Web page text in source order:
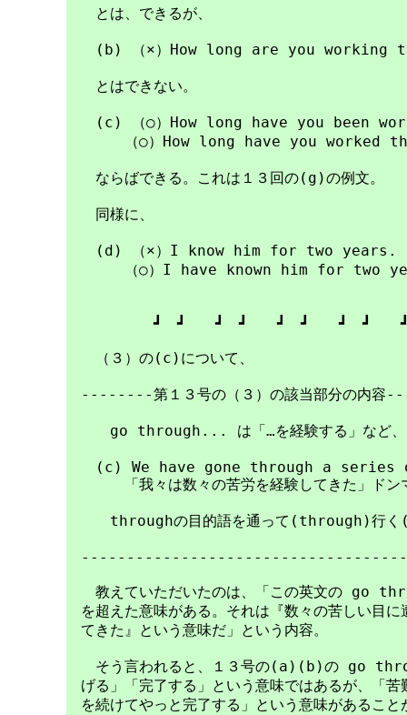
とは、できるが、
(b) （×）How long are you working
とはできない。
(c) （○）How long have you been
（○）How long have you worked
ならばできる。これは１３回の(g)の例文。
同様に、
(d) （×）I know him for two years.
（○）I have known him for two
┛　┛　　┛　┛　　┛　┛　　┛　┛　　┛
（３）の(c)について、
--------第１３号の（３）の該当部分
go through... は「…を経験する」など、た
(c) We have gone through a series
「我々は数々の苦労を経験してきた」ド
throughの目的語を通って(through)行く
教えていただいたのは、「この英文の go
を超えた意味がある。それは『数々の苦しい目に
てきた』という意味だ」という内容。
そう言われると、１３号の(a)(b)の go
げる」「完了する」という意味ではあるが、「苦
を続けてやっと完了する」という意味があること